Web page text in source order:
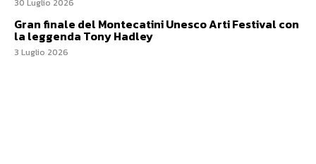
30 Luglio 2026
Gran finale del Montecatini Unesco Arti Festival con
la leggenda Tony Hadley
3 Luglio 2026